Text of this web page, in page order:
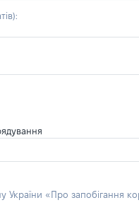
України «Про запобігання